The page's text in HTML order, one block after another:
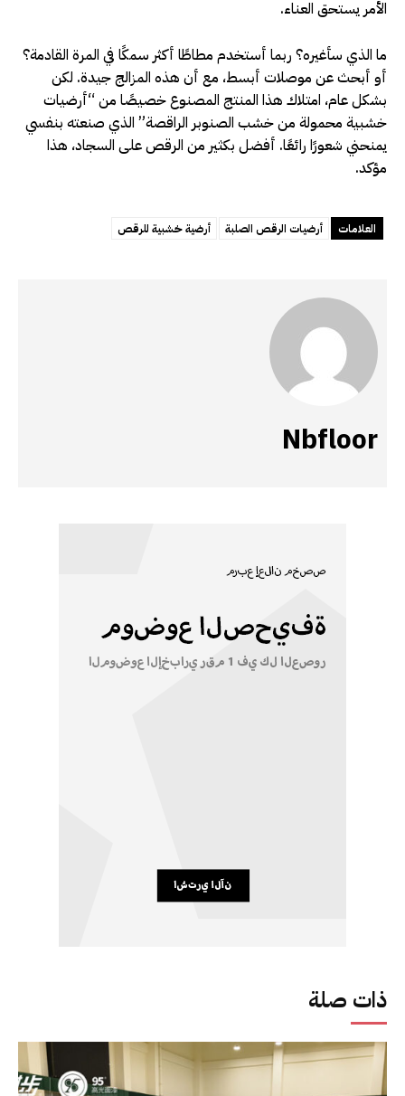
ذات صلة
الأمر يستحق العناء.
ما الذي سأغيره؟ ربما أستخدم مطاطًا أكثر سمكًا في المرة القادمة؟
أو أبحث عن موصلات أبسط، مع أن هذه المزالج جيدة. لكن
بشكل عام، امتلاك هذا المنتج المصنوع خصيصًا من “أرضيات
خشبية محمولة من خشب الصنوبر الراقصة” الذي صنعته بنفسي
يمنحني شعورًا رائعًا. أفضل بكثير من الرقص على السجاد، هذا
مؤكد.
العلامات أرضيات الرقص الصلبة أرضية خشبية للرقص
Nbfloor